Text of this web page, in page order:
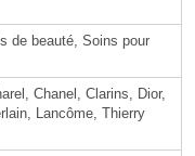
de beauté, Soins pour
Chanel, Clarins, Dior,
Lancôme, Thierry